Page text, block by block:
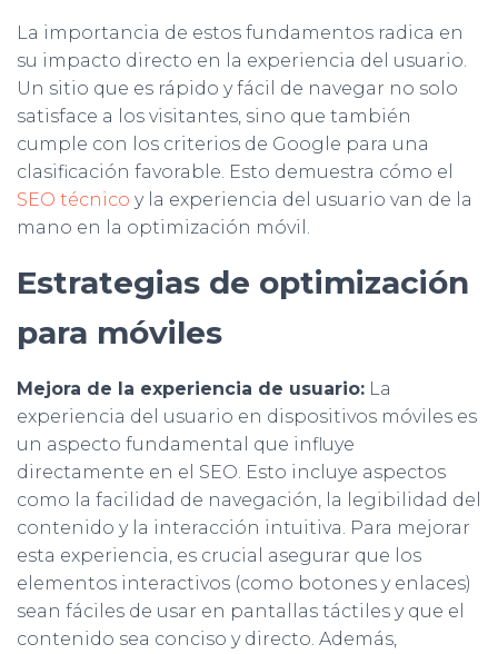
La importancia de estos fundamentos radica en
su impacto directo en la experiencia del usuario.
Un sitio que es rápido y fácil de navegar no solo
satisface a los visitantes, sino que también
cumple con los criterios de Google para una
clasificación favorable. Esto demuestra cómo el
SEO técnico y la experiencia del usuario van de la
mano en la optimización móvil.
Estrategias de optimización
para móviles
Mejora de la experiencia de usuario: La
experiencia del usuario en dispositivos móviles es
un aspecto fundamental que influye
directamente en el SEO. Esto incluye aspectos
como la facilidad de navegación, la legibilidad del
contenido y la interacción intuitiva. Para mejorar
esta experiencia, es crucial asegurar que los
elementos interactivos (como botones y enlaces)
sean fáciles de usar en pantallas táctiles y que el
contenido sea conciso y directo. Además,